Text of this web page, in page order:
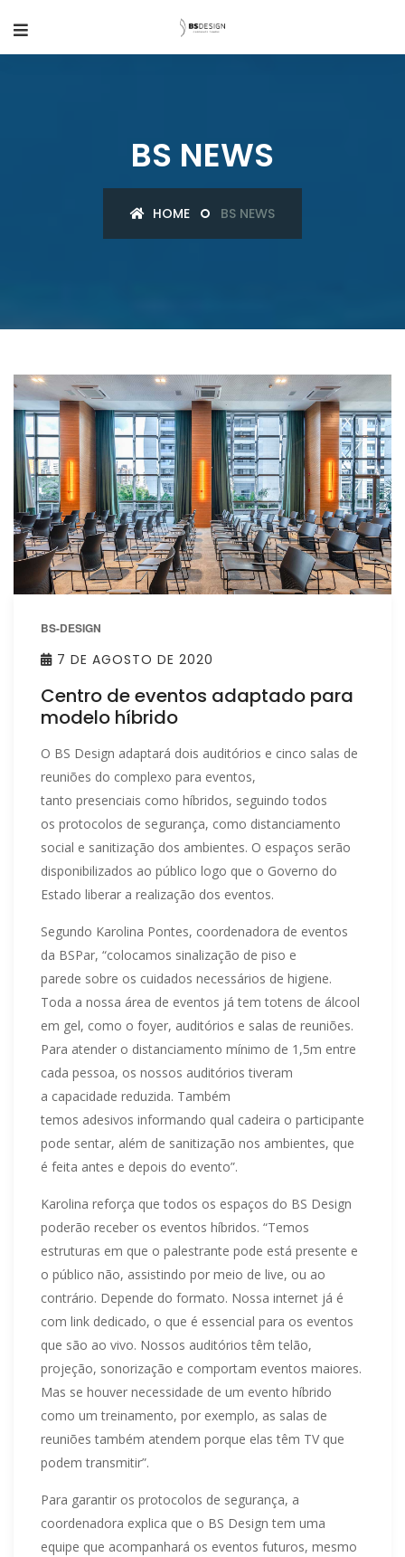
BS NEWS
HOME BS NEWS
BS-DESIGN
7 DE AGOSTO DE 2020
Centro de eventos adaptado para
modelo híbrido
O BS Design adaptará dois auditórios e cinco salas de
reuniões do complexo para eventos,
tanto presenciais como híbridos, seguindo todos
os protocolos de segurança, como distanciamento
social e sanitização dos ambientes. O espaços serão
disponibilizados ao público logo que o Governo do
Estado liberar a realização dos eventos.
Segundo Karolina Pontes, coordenadora de eventos
da BSPar, “colocamos sinalização de piso e
parede sobre os cuidados necessários de higiene.
Toda a nossa área de eventos já tem totens de álcool
em gel, como o foyer, auditórios e salas de reuniões.
Para atender o distanciamento mínimo de 1,5m entre
cada pessoa, os nossos auditórios tiveram
a capacidade reduzida. Também
temos adesivos informando qual cadeira o participante
pode sentar, além de sanitização nos ambientes, que
é feita antes e depois do evento”.
Karolina reforça que todos os espaços do BS Design
poderão receber os eventos híbridos. “Temos
estruturas em que o palestrante pode está presente e
o público não, assistindo por meio de live, ou ao
contrário. Depende do formato. Nossa internet já é
com link dedicado, o que é essencial para os eventos
que são ao vivo. Nossos auditórios têm telão,
projeção, sonorização e comportam eventos maiores.
Mas se houver necessidade de um evento híbrido
como um treinamento, por exemplo, as salas de
reuniões também atendem porque elas têm TV que
podem transmitir”.
Para garantir os protocolos de segurança, a
coordenadora explica que o BS Design tem uma
equipe que acompanhará os eventos futuros, mesmo